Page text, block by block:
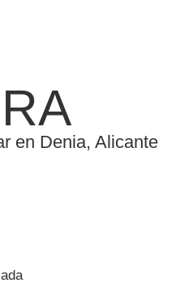
en Denia, Alicante